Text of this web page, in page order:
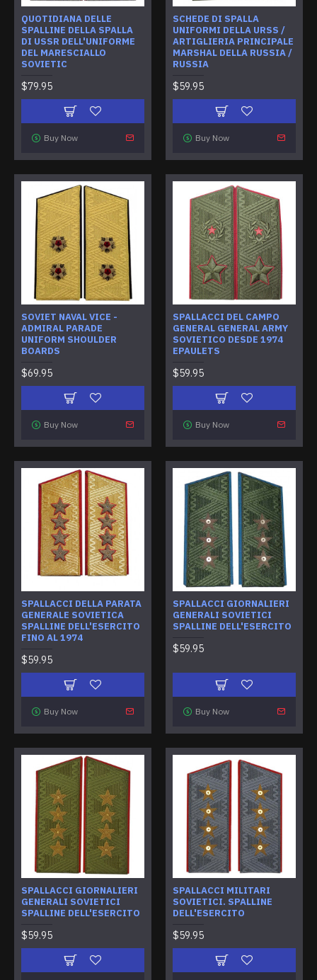
QUOTIDIANA DELLE
SPALLINE DELLA SPALLA
DI USSR DELL'UNIFORME
DEL MARESCIALLO
SOVIETIC
$79.95
Buy Now
SCHEDE DI SPALLA
UNIFORMI DELLA URSS /
ARTIGLIERIA PRINCIPALE
MARSHAL DELLA RUSSIA /
RUSSIA
$59.95
Buy Now
SOVIET NAVAL VICE -
ADMIRAL PARADE
UNIFORM SHOULDER
BOARDS
$69.95
Buy Now
SPALLACCI DEL CAMPO
GENERAL GENERAL ARMY
SOVIETICO DESDE 1974
EPAULETS
$59.95
Buy Now
SPALLACCI DELLA PARATA
GENERALE SOVIETICA
SPALLINE DELL'ESERCITO
FINO AL 1974
$59.95
Buy Now
SPALLACCI GIORNALIERI
GENERALI SOVIETICI
SPALLINE DELL'ESERCITO
$59.95
Buy Now
SPALLACCI GIORNALIERI
GENERALI SOVIETICI
SPALLINE DELL'ESERCITO
$59.95
SPALLACCI MILITARI
SOVIETICI. SPALLINE
DELL'ESERCITO
$59.95